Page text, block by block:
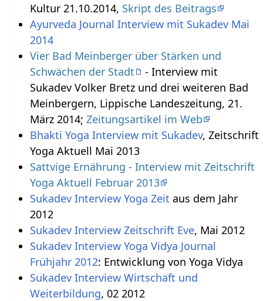
Kultur 21.10.2014, Skript des Beitrags
Ayurveda Journal Interview mit Sukadev Mai
2014
Vier Bad Meinberger über Stärken und
Schwächen der Stadt
- Interview mit
Sukadev Volker Bretz und drei weiteren Bad
Meinbergern, Lippische Landeszeitung, 21.
März 2014; Zeitungsartikel im Web
Bhakti Yoga Interview mit Sukadev, Zeitschrift
Yoga Aktuell Mai 2013
Sattvige Ernährung - Interview mit Zeitschrift
Yoga Aktuell Februar 2013
Sukadev Interview Yoga Zeit aus dem Jahr
2012
Sukadev Interview Zeitschrift Eve, Mai 2012
Sukadev Interview Yoga Vidya Journal
Frühjahr 2012: Entwicklung von Yoga Vidya
Sukadev Interview Wirtschaft und
Weiterbildung, 02 2012